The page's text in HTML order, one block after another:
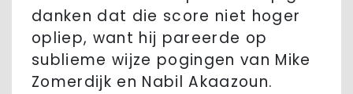
danken dat die score niet hoger
opliep, want hij pareerde op
sublieme wijze pogingen van Mike
Zomerdijk en Nabil Akaazoun.